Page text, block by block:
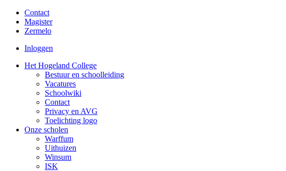
Contact
Magister
Zermelo
Inloggen
Het Hogeland College
Bestuur en schoolleiding
Vacatures
Schoolwiki
Contact
Privacy en AVG
Toelichting logo
Onze scholen
Warffum
Uithuizen
Winsum
ISK